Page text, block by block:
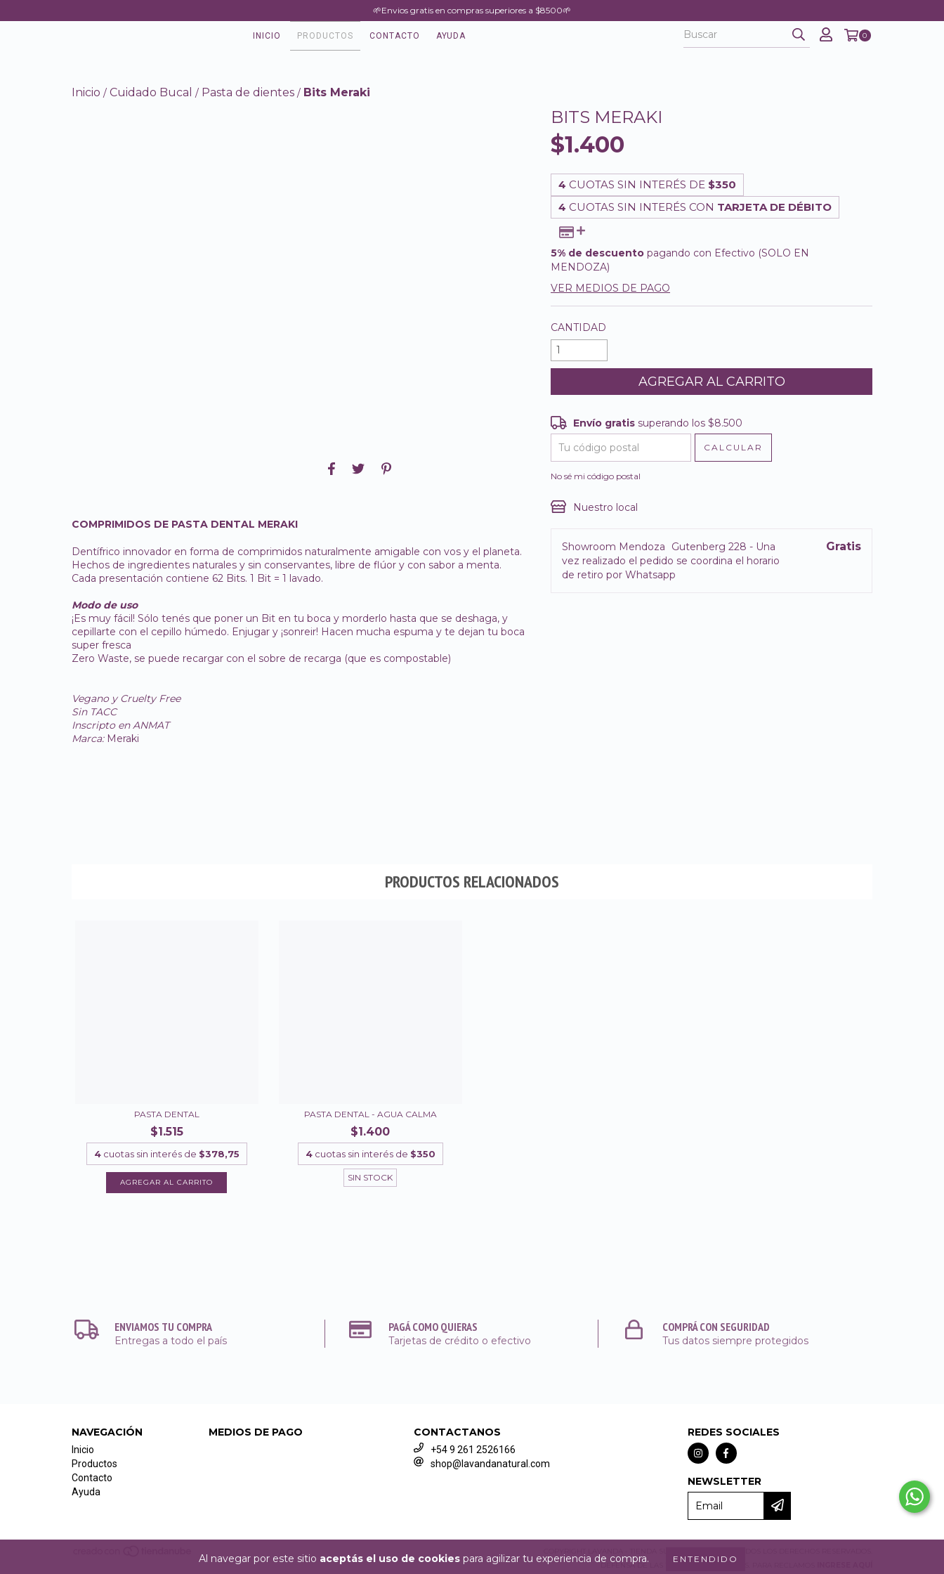
Al navegar por este sitio aceptás el uso de cookies para agilizar tu experiencia de compra. ENTENDIDO
🌱Envios gratis en compras superiores a $8500🌱
INICIO PRODUCTOS CONTACTO AYUDA 0
Inicio / Cuidado Bucal / Pasta de dientes / Bits Meraki
COMPRIMIDOS DE PASTA DENTAL MERAKI
Dentífrico innovador en forma de comprimidos naturalmente amigable con vos y el planeta.
Hechos de ingredientes naturales y sin conservantes, libre de flúor y con sabor a menta.
Cada presentación contiene 62 Bits. 1 Bit = 1 lavado.
Modo de uso
¡Es muy fácil! Sólo tenés que poner un Bit en tu boca y morderlo hasta que se deshaga, y
cepillarte con el cepillo húmedo. Enjugar y ¡sonreir! Hacen mucha espuma y te dejan tu boca
super fresca
Zero Waste, se puede recargar con el sobre de recarga (que es compostable)
Vegano y Cruelty Free
Sin TACC
Inscripto en ANMAT
Marca:Meraki
BITS MERAKI
$1.400
4 CUOTAS SIN INTERÉS DE $350
4 CUOTAS SIN INTERÉS CON TARJETA DE DÉBITO
5% de descuento pagando con Efectivo (SOLO EN
MENDOZA)
VER MEDIOS DE PAGO
CANTIDAD
Envío gratis $8.500
Entregas para el CP:
Envío gratis superando los$8.500
CALCULAR
No sé mi código postal
Nuestro local
Showroom Mendoza
Gutenberg 228 - Una
vez realizado el pedido se coordina el horario
de retiro por Whatsapp
Gratis
PRODUCTOS RELACIONADOS
PASTA DENTAL
$1.515
4cuotas sin interés de $378,75
AGREGAR AL CARRITO
PASTA DENTAL - AGUA CALMA
$1.400
4cuotas sin interés de $350
SIN STOCK
ENVIAMOS TU COMPRA
Entregas a todo el país
PAGÁ COMO QUIERAS
Tarjetas de crédito o efectivo
COMPRÁ CON SEGURIDAD
Tus datos siempre protegidos
NAVEGACIÓN
Inicio
Productos
Contacto
Ayuda
MEDIOS DE PAGO CONTACTANOS
+54 9 261 2526166
shop@lavandanatural.com
REDES SOCIALES
NEWSLETTER
DEFENSA DE LAS Y LOS CONSUMIDORES. PARA RECLAMOS